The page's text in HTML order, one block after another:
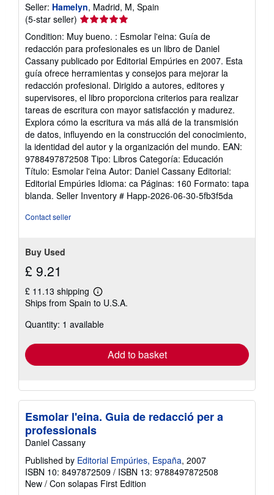
Seller: Hamelyn, Madrid, M, Spain
(5-star seller) Seller
rating
5
out
of
5
stars
Condition: Muy bueno. : Esmolar l'eina: Guía de
redacción para profesionales es un libro de Daniel
Cassany publicado por Editorial Empúries en 2007. Esta
guía ofrece herramientas y consejos para mejorar la
redacción profesional. Dirigido a autores, editores y
supervisores, el libro proporciona criterios para realizar
tareas de escritura con mayor satisfacción y madurez.
Explora cómo la escritura va más allá de la transmisión
de datos, influyendo en la construcción del conocimiento,
la identidad del autor y la organización del mundo. EAN:
9788497872508 Tipo: Libros Categoría: Educación
Título: Esmolar l'eina Autor: Daniel Cassany Editorial:
Editorial Empúries Idioma: ca Páginas: 160 Formato: tapa
blanda. Seller Inventory # Happ-2026-06-30-5fb3f5da
Contact seller
Buy Used
£ 9.21
£ 11.13 shipping
Learn
more
shipping
Ships from Spain to U.S.A.
Quantity: 1 available
Add to basket
Esmolar l'eina. Guia de redacció per a
professionals
Daniel Cassany
Published by Editorial Empúries, España, 2007
ISBN 10: 8497872509 / ISBN 13: 9788497872508
New / Con solapas First Edition